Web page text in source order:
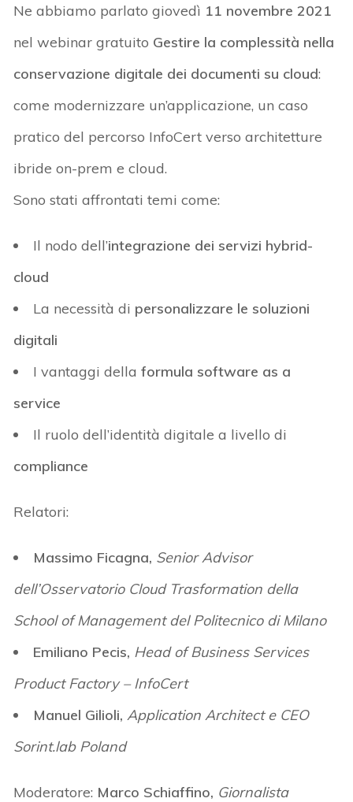
Ne abbiamo parlato giovedì 11 novembre 2021
nel webinar gratuito Gestire la complessità nella
conservazione digitale dei documenti su cloud:
come modernizzare un’applicazione, un caso
pratico del percorso InfoCert verso architetture
ibride on-prem e cloud.
Sono stati affrontati temi come:
Il nodo dell’integrazione dei servizi hybrid-
cloud
La necessità di personalizzare le soluzioni
digitali
I vantaggi dellaformula software as a
service
Il ruolo dell’identità digitale a livello di
compliance
Relatori:
Massimo Ficagna, Senior Advisor
dell’Osservatorio Cloud Trasformation della
School of Management del Politecnico di Milano
Emiliano Pecis, Head of Business Services
Product Factory – InfoCert
Manuel Gilioli,Application Architect e CEO
Sorint.lab Poland
Moderatore: Marco Schiaffino, Giornalista